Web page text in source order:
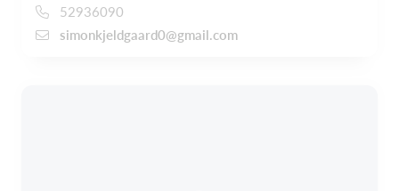
52936090
simonkjeldgaard0@gmail.com